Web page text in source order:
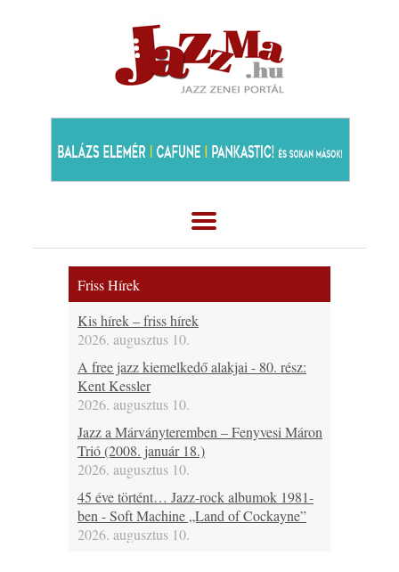
Friss Hírek
Kis hírek – friss hírek
2026. augusztus 10.
A free jazz kiemelkedő alakjai - 80. rész:
Kent Kessler
2026. augusztus 10.
Jazz a Márványteremben – Fenyvesi Máron
Trió (2008. január 18.)
2026. augusztus 10.
45 éve történt… Jazz-rock albumok 1981-
ben - Soft Machine „Land of Cockayne”
2026. augusztus 10.